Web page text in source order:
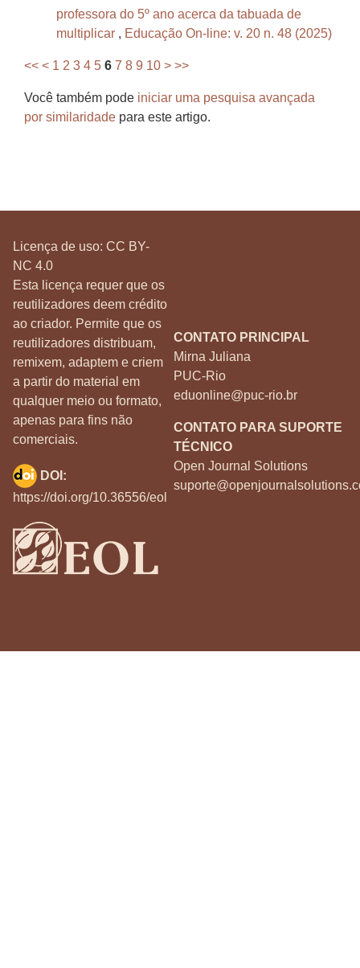
professora do 5º ano acerca da tabuada de
multiplicar , Educação On-line: v. 20 n. 48 (2025)
<< < 1 2 3 4 5 6 7 8 9 10 > >>
Você também pode iniciar uma pesquisa avançada
por similaridade para este artigo.
Licença de uso: CC BY-
NC 4.0
Esta licença requer que os
reutilizadores deem crédito
ao criador. Permite que os
reutilizadores distribuam,
remixem, adaptem e criem
a partir do material em
qualquer meio ou formato,
apenas para fins não
comerciais.
CONTATO PRINCIPAL
Mirna Juliana
PUC-Rio
eduonline@puc-rio.br
CONTATO PARA SUPORTE
TÉCNICO
Open Journal Solutions
DOI:
https://doi.org/10.36556/eol